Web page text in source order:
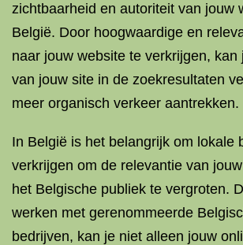
zichtbaarheid en autoriteit van jouw
België. Door hoogwaardige en
naar jouw website te verkrijgen, kan
van jouw site in de zoekresultaten
meer organisch verkeer aantrekken.
In België is het belangrijk om lokale
verkrijgen om de relevantie van
het Belgische publiek te vergroten.
werken met gerenommeerde
bedrijven, kan je niet alleen jouw